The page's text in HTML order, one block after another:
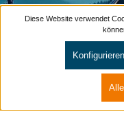
Diese Website verwendet
Konfigurieren